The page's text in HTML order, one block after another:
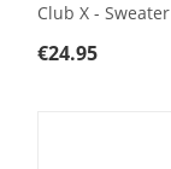
Club X - Sweater
€24.95